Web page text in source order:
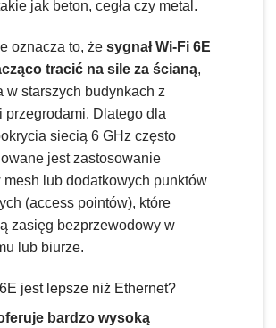
jak beton, cegła czy metal.
oznacza to, żesygnał Wi-Fi 6E
tracić na sile za ścianą,
w starszych budynkach z
przegrodami. Dlatego dla
siecią 6 GHz często
jest zastosowanie
mesh lub dodatkowych punktów
(access pointów), które
zasięg bezprzewodowy w
lub biurze.
jest lepsze niż Ethernet?
bardzo wysoką